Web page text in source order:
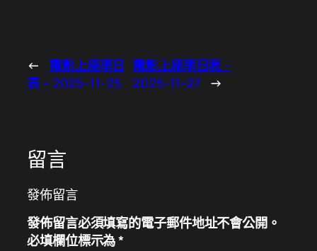
←
電影上座率日
表 – 2025-11-25
電影上座率日表 –
2025-11-27 →
留言
發佈留言
發佈留言必須填寫的電子郵件地址不會公開。
必填欄位標示為*